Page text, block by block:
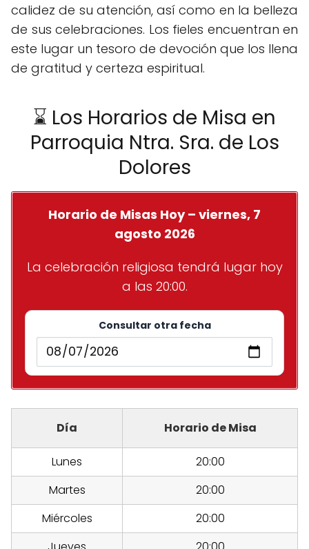
calidez de su atención, así como en la belleza
de sus celebraciones. Los fieles encuentran en
este lugar un tesoro de devoción que los llena
de gratitud y certeza espiritual.
⌛ Los Horarios de Misa en
Parroquia Ntra. Sra. de Los
Dolores
Horario de Misas Hoy – viernes, 7
agosto 2026
La celebración religiosa tendrá lugar hoy
a las 20:00.
Consultar otra fecha
Día Horario de Misa
Lunes
20:00
Martes
20:00
Miércoles
20:00